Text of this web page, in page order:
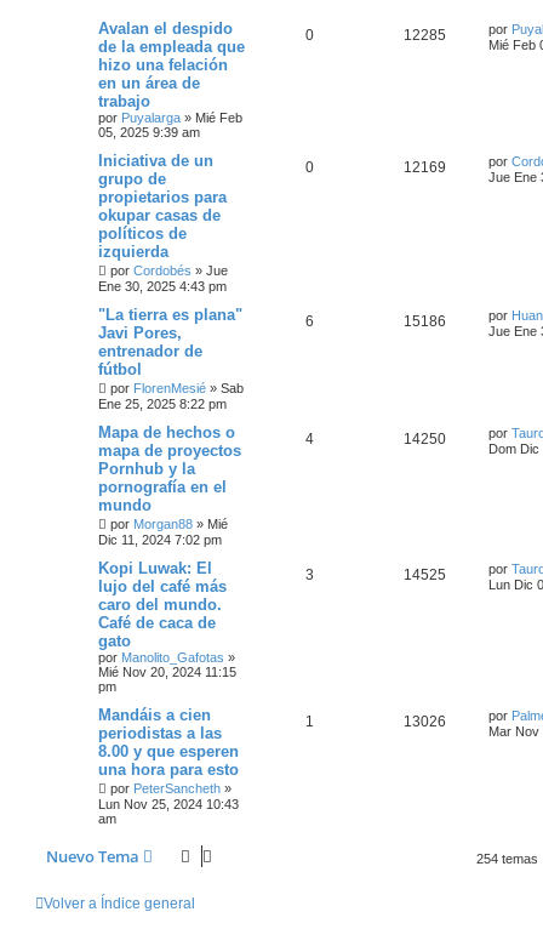
Avalan el despido
de la empleada que
hizo una felación
en un área de
trabajo
por Puyalarga » Mié Feb
05, 2025 9:39 am
0 12285 por
Mié Feb
Iniciativa de un
grupo de
propietarios para
okupar casas de
políticos de
izquierda
por Cordobés » Jue
Ene 30, 2025 4:43 pm
0 12169 por
Jue Ene
"La tierra es plana"
Javi Pores,
entrenador de
fútbol
por FlorenMesié » Sab
Ene 25, 2025 8:22 pm
6 15186 por
Jue Ene
Mapa de hechos o
mapa de proyectos
Pornhub y la
pornografía en el
mundo
por Morgan88 » Mié
Dic 11, 2024 7:02 pm
4 14250 por
Dom Dic
Kopi Luwak: El
lujo del café más
caro del mundo.
Café de caca de
gato
por Manolito_Gafotas »
Mié Nov 20, 2024 11:15
pm
3 14525 por
Lun Dic
Mandáis a cien
periodistas a las
8.00 y que esperen
una hora para esto
por PeterSancheth »
Lun Nov 25, 2024 10:43
am
1 13026 por
Mar Nov
Nuevo Tema 254 temas
Volver a Índice general